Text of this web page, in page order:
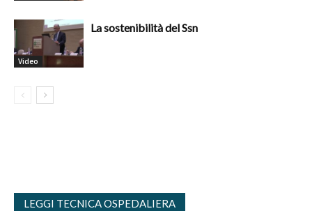
Video
La sostenibilità del Ssn
LEGGI TECNICA OSPEDALIERA